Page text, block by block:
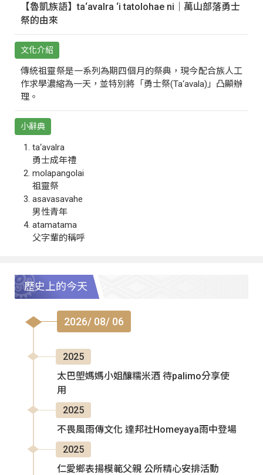
【魯凱族語】ta‘avalra ‘i tatolohae ni｜萬山部落勇士
祭的由來
文化介紹
傳統祖靈祭是一系列為期四個月的祭典，現今配合族人工
作求學濃縮為一天，並特別將「勇士祭(Ta‘avala)」凸顯辦
理。
小辭典
ta‘avalra
勇士成年禮
molapangolai
祖靈祭
asavasavahe
男性青年
atamatama
父字輩的稱呼
歷史上的今天
2026/ 08/ 06
2025
太巴塱媽媽小姐釀糯米酒 待palimo分享使
用
2025
不畏風雨傳文化 達邦社Homeyaya雨中登場
2025
仁愛鄉表揚模範父親 公所精心安排活動